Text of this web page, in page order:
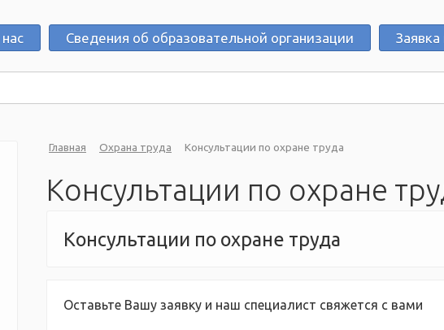
Сведения об образовательной организации Заявка
Главная Охрана труда Консультации по охране труда
Консультации по охране
Консультации по охране труда
Оставьте Вашу заявку и наш специалист свяжется с вами